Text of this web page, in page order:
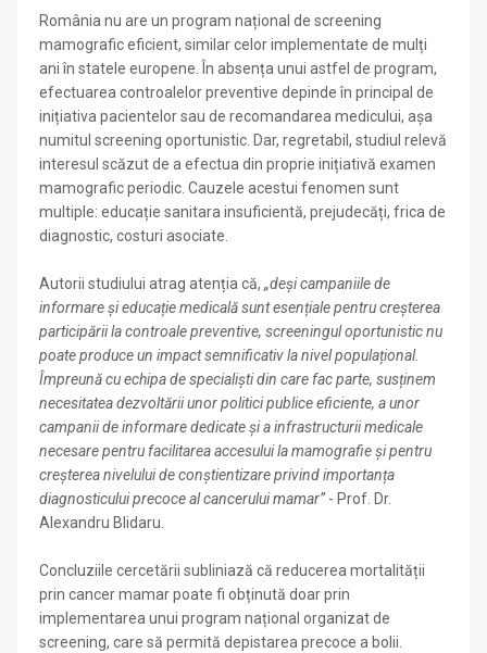
România nu are un program național de screening
mamografic eficient, similar celor implementate de mulți
ani în statele europene. În absența unui astfel de program,
efectuarea controalelor preventive depinde în principal de
inițiativa pacientelor sau de recomandarea medicului, așa
numitul screening oportunistic. Dar, regretabil, studiul relevă
interesul scăzut de a efectua din proprie inițiativă examen
mamografic periodic. Cauzele acestui fenomen sunt
multiple: educație sanitara insuficientă, prejudecăți, frica de
diagnostic, costuri asociate.
Autorii studiului atrag atenția că, „deși campaniile de
informare și educație medicală sunt esențiale pentru creșterea
participării la controale preventive, screeningul oportunistic nu
poate produce un impact semnificativ la nivel populațional.
Împreună cu echipa de specialiști din care fac parte, susținem
necesitatea dezvoltării unor politici publice eficiente, a unor
campanii de informare dedicate și a infrastructurii medicale
necesare pentru facilitarea accesului la mamografie și pentru
creșterea nivelului de conștientizare privind importanța
diagnosticului precoce al cancerului mamar”- Prof. Dr.
Alexandru Blidaru.
Concluziile cercetării subliniază că reducerea mortalității
prin cancer mamar poate fi obținută doar prin
implementarea unui program național organizat de
screening, care să permită depistarea precoce a bolii.